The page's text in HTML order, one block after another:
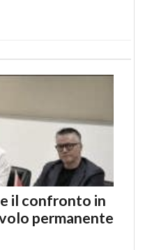
il confronto in
permanente